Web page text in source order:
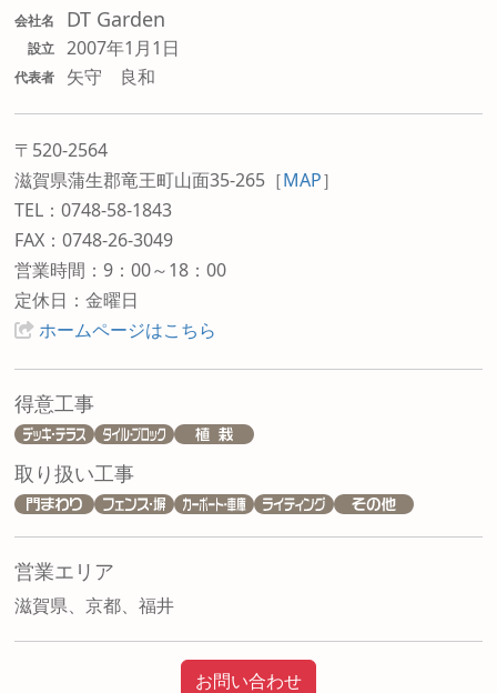
会社名 DT Garden
設立 2007年1月1日
代表者 矢守 良和
〒520-2564
滋賀県蒲生郡竜王町山面35-265 ［MAP］
TEL：0748-58-1843
FAX：0748-26-3049
営業時間：9：00～18：00
定休日：金曜日
ホームページはこちら
得意工事
取り扱い工事
営業エリア
滋賀県、京都、福井
お問い合わせ